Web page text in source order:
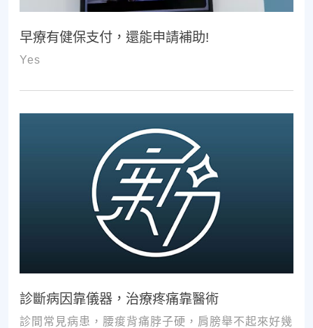
早療有健保支付，還能申請補助!
Yes
診斷病因靠儀器，治療疼痛靠醫術
診間常見病患，腰痠背痛脖子硬，肩膀舉不起來好幾